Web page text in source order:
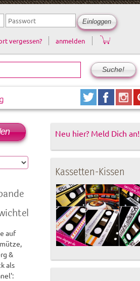
vergessen? anmelden
auf
&
als
Neu hier? Meld Dich an!
Kassetten-Kissen